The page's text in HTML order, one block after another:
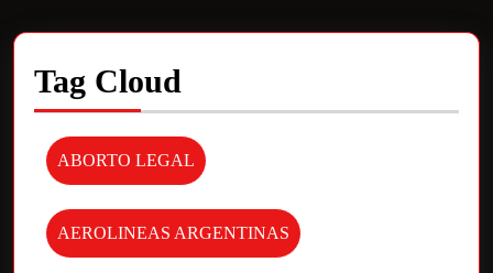
Tag Cloud
ABORTO LEGAL
AEROLINEAS ARGENTINAS